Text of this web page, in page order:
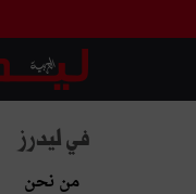
في ليدرز
من نحن